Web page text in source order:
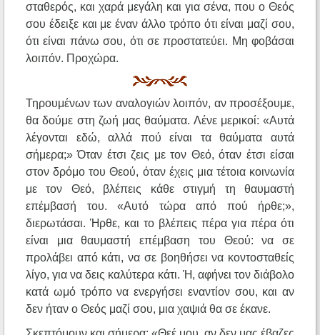
σταθερός, και χαρά μεγάλη και για σένα, που ο Θεός
σου έδειξε και με έναν άλλο τρόπο ότι είναι μαζί σου,
ότι είναι πάνω σου, ότι σε προστατεύει. Μη φοβάσαι
λοιπόν. Προχώρα.
Τηρουμένων των αναλογιών λοιπόν, αν προσέξουμε,
θα δούμε στη ζωή μας θαύματα. Λένε μερικοί: «Αυτά
λέγονται εδώ, αλλά πού είναι τα θαύματα αυτά
σήμερα;» Όταν έτσι ζεις με τον Θεό, όταν έτσι είσαι
στον δρόμο του Θεού, όταν έχεις μια τέτοια κοινωνία
με τον Θεό, βλέπεις κάθε στιγμή τη θαυμαστή
επέμβασή του. «Αυτό τώρα από πού ήρθε;»,
διερωτάσαι. Ήρθε, και το βλέπεις πέρα για πέρα ότι
είναι μια θαυμαστή επέμβαση του Θεού: να σε
προλάβει από κάτι, να σε βοηθήσει να κοντοσταθείς
λίγο, για να δεις καλύτερα κάτι. Ή, αφήνει τον διάβολο
κατά ωμό τρόπο να ενεργήσει εναντίον σου, και αν
δεν ήταν ο Θεός μαζί σου, μια χαψιά θα σε έκανε.